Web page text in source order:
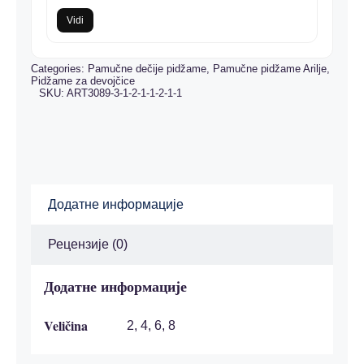
Vidi
Categories: Pamučne dečije pidžame, Pamučne pidžame Arilje,
Pidžame za devojčice
SKU: ART3089-3-1-2-1-1-2-1-1
Додатне информације
Рецензије (0)
Додатне информације
Veličina 2, 4, 6, 8